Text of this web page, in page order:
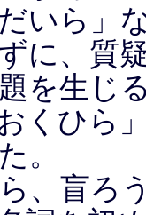
いら」
に、質
を生じ
くひら
。
、盲ろ